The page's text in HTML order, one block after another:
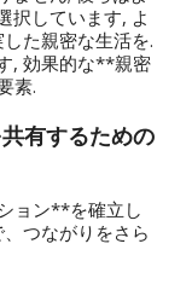
択しています, よ
た親密な生活を.
, 効果的な**親密
素.
有するための
ョン**を確立し
つながりをさら